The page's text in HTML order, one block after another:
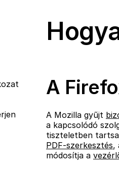
A
A Mozilla gyűjt
a kapcsolódó
tiszteletben
PDF-szerkesztés,
módosítja a